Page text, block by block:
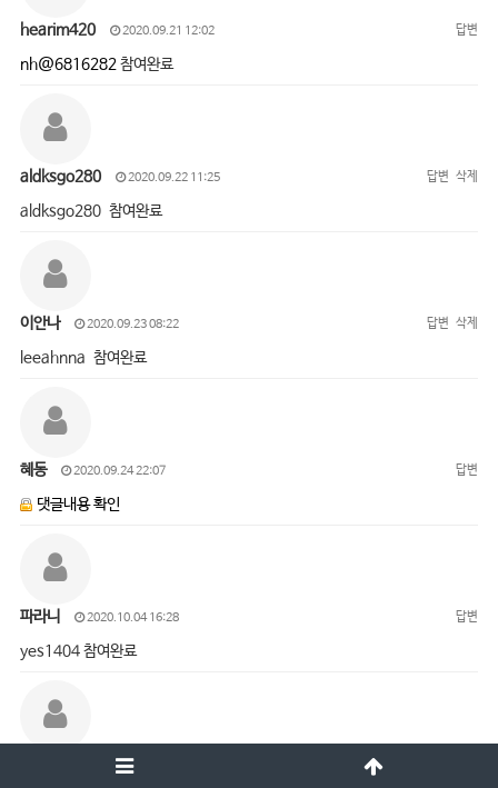
hearim420 2020.09.21 12:02 답변
nh@6816282참여완료
aldksgo280 2020.09.22 11:25 답변 삭제
aldksgo280 참여완료
이안나 2020.09.23 08:22 답변 삭제
leeahnna 참여완료
혜동 2020.09.24 22:07 답변
댓글내용 확인
파라니 2020.10.04 16:28 답변
yes1404 참여완료
2020.10.05 15:01